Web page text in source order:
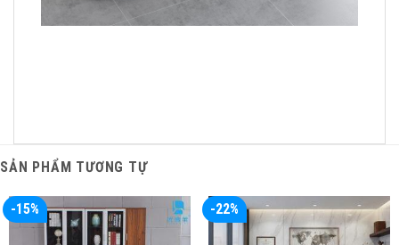
SẢN PHẨM TƯƠNG TỰ
-15% -22%